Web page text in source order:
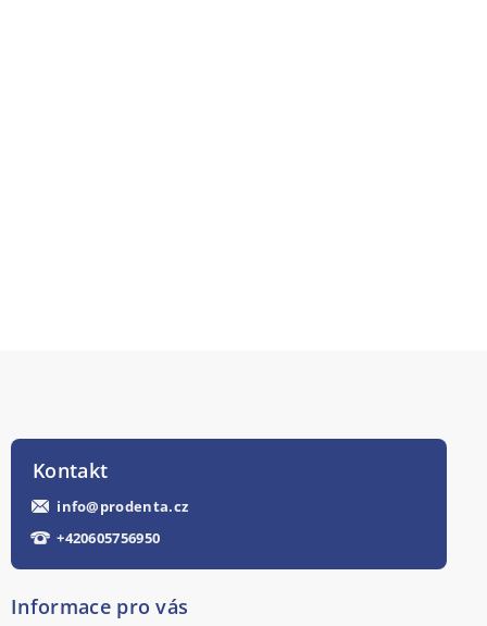
Kontakt
info@prodenta.cz
+420605756950
Informace pro vás